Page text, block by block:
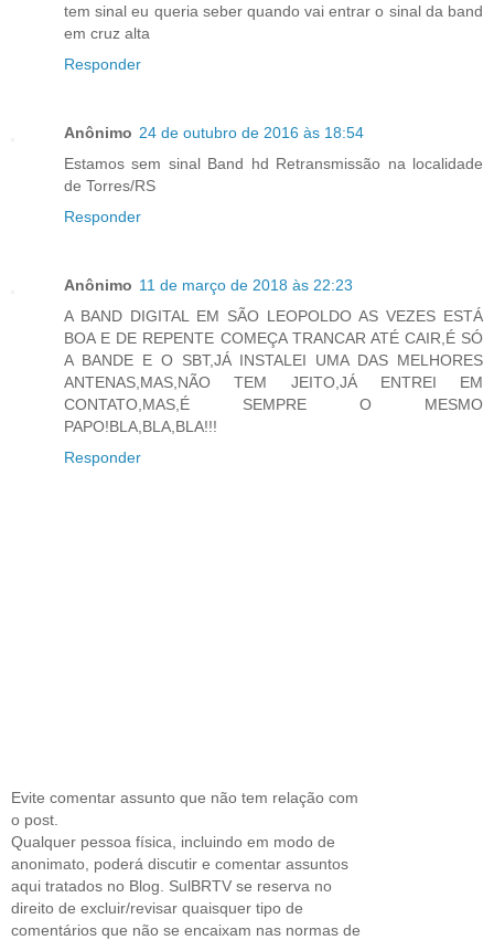
tem sinal eu queria seber quando vai entrar o sinal da band
em cruz alta
Responder
Anônimo 24 de outubro de 2016 às 18:54
Estamos sem sinal Band hd Retransmissão na localidade
de Torres/RS
Responder
Anônimo 11 de março de 2018 às 22:23
A BAND DIGITAL EM SÃO LEOPOLDO AS VEZES ESTÁ
BOA E DE REPENTE COMEÇA TRANCAR ATÉ CAIR,É SÓ
A BANDE E O SBT,JÁ INSTALEI UMA DAS MELHORES
ANTENAS,MAS,NÃO TEM JEITO,JÁ ENTREI EM
CONTATO,MAS,É SEMPRE O MESMO
PAPO!BLA,BLA,BLA!!!
Responder
Evite comentar assunto que não tem relação com
o post.
Qualquer pessoa física, incluindo em modo de
anonimato, poderá discutir e comentar assuntos
aqui tratados no Blog. SulBRTV se reserva no
direito de excluir/revisar quaisquer tipo de
comentários que não se encaixam nas normas de